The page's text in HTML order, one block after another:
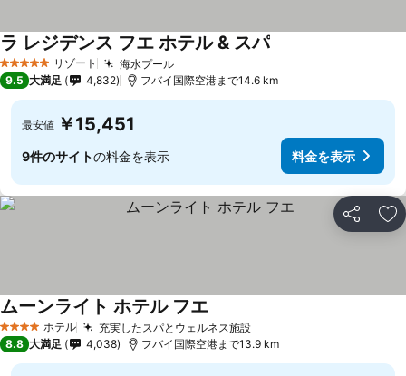
5 ホテルのランク
リゾート 海水プール料金を表示
ラ レジデンス フエ ホテル & スパ料金を表示
9.5 大満足 4,832 フバイ国際空港まで14.6 km
最安値 ￥15,451
9件のサイトの料金を表示 料金を表示
シェア お
4 ホテルのランク
ホテル 充実したスパとウェルネス施設料金を表示
ムーンライト ホテル フエ料金を表示
8.8 大満足 4,038 フバイ国際空港まで13.9 km